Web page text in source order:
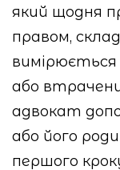
який щодня
правом,
або
адвокат
або його
першого